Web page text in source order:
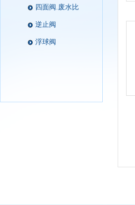
四面阀.废水比
逆止阀
浮球阀